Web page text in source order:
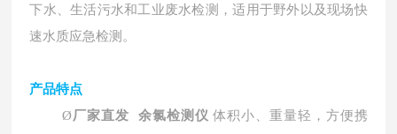
下水、生活污水和工业废水检测，适用于野外以及现场快
速水质应急检测。
产品特点
Ø厂家直发 余氯检测仪 体积小、重量轻，方便携